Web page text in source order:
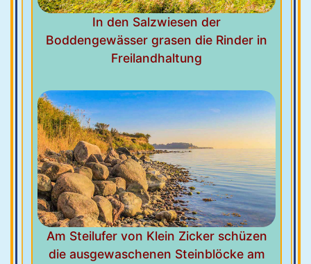
In den Salzwiesen der
Boddengewässer grasen die Rinder in
Freilandhaltung
Am Steilufer von Klein Zicker schüzen
die ausgewaschenen Steinblöcke am